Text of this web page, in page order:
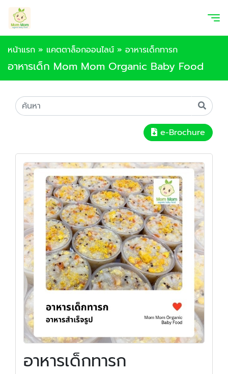
หน้าแรก » แคตตาล็อกออนไลน์ » อาหารเด็กทารก
อาหารเด็ก Mom Mom Organic Baby Food
e-Brochure
อาหารเด็กทารก